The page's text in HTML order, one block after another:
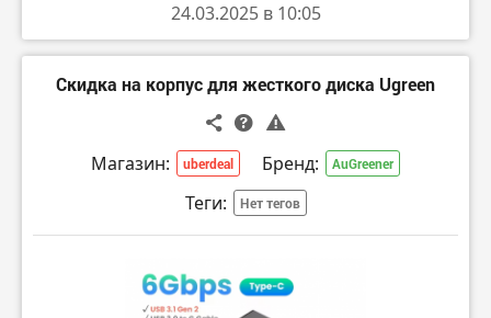
24.03.2025 в 10:05
Скидка на корпус для жесткого диска Ugreen
Магазин: uberdeal Бренд: AuGreener
Теги: Нет тегов